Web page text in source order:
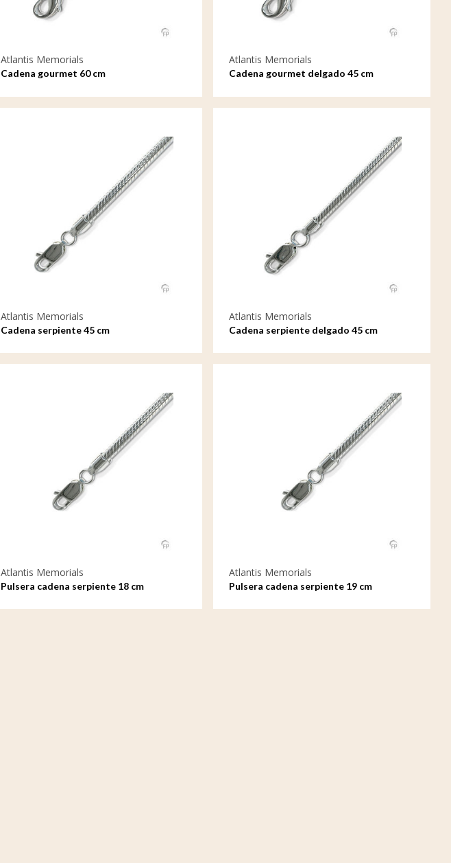
Atlantis Memorials
Cadena gourmet 60 cm
Atlantis Memorials
Cadena gourmet delgado 45 cm
Atlantis Memorials
Cadena serpiente 45 cm
Atlantis Memorials
Cadena serpiente delgado 45 cm
Atlantis Memorials
Pulsera cadena serpiente 18 cm
Atlantis Memorials
Pulsera cadena serpiente 19 cm